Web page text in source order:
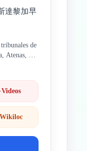
達黎加早
de
Atenas, 哥
Videos
Wikiloc